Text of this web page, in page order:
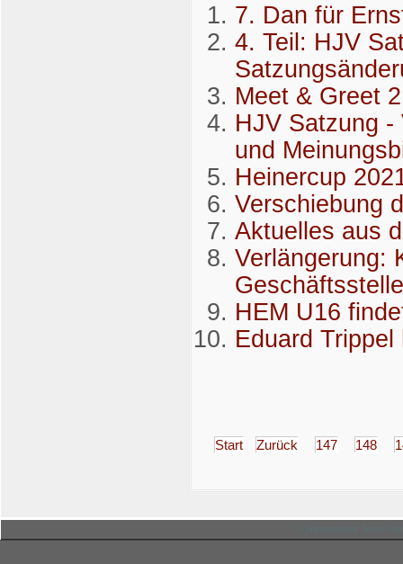
7. Dan für
4. Teil: HJV
Meet & Greet
HJV Satzung -
und
Heinercup
Verschiebung
Aktuelles aus
Verlängerung:
HEM U16
Eduard
Start Zurück 147 148